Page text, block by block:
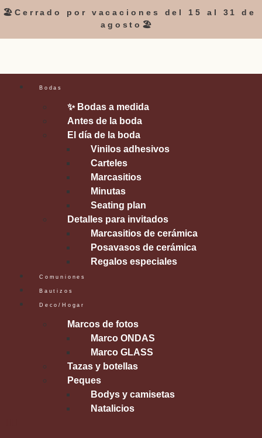
🏖️Cerrado por vacaciones del 15 al 31 de
agosto🏖️
Bodas
✨ Bodas a medida
Antes de la boda
El día de la boda
Vinilos adhesivos
Carteles
Marcasitios
Minutas
Seating plan
Detalles para invitados
Marcasitios de cerámica
Posavasos de cerámica
Regalos especiales
Comuniones
Bautizos
Deco/Hogar
Marcos de fotos
Marco ONDAS
Marco GLASS
Tazas y botellas
Peques
Bodys y camisetas
Natalicios